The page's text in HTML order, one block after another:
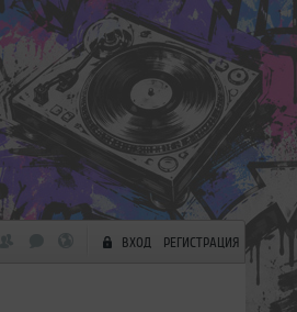
ВХОД РЕГИСТРАЦИЯ